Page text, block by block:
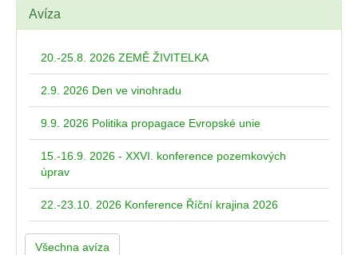
Avíza
20.-25.8. 2026 ZEMĚ ŽIVITELKA
2.9. 2026 Den ve vinohradu
9.9. 2026 Politika propagace Evropské unie
15.-16.9. 2026 - XXVI. konference pozemkových
úprav
22.-23.10. 2026 Konference Říční krajina 2026
Všechna avíza